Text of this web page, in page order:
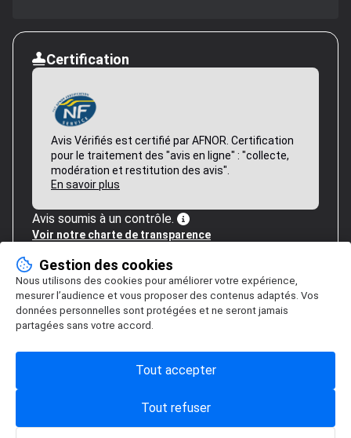
Certification
Avis Vérifiés est certifié par AFNOR. Certification
pour le traitement des "avis en ligne" : "collecte,
modération et restitution des avis".
En savoir plus
Avis soumis à un contrôle.
Voir notre charte de transparence
Gestion des cookies
Nous utilisons des cookies pour améliorer votre expérience,
mesurer l’audience et vous proposer des contenus adaptés. Vos
données personnelles sont protégées et ne seront jamais
partagées sans votre accord.
Tout refuser
Tout accepter